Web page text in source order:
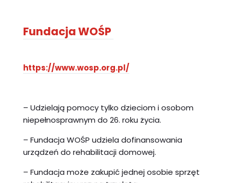
Fundacja WOŚP
https://www.wosp.org.pl/
– Udzielają pomocy tylko dzieciom i osobom
niepełnosprawnym do 26. roku życia.
– Fundacja WOŚP udziela dofinansowania
urządzeń do rehabilitacji domowej.
– Fundacja może zakupić jednej osobie sprzęt